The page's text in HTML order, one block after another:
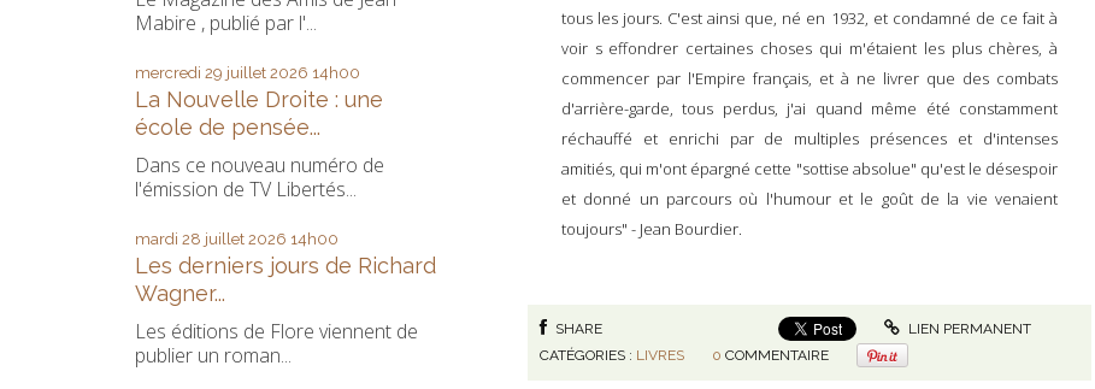
Mabire , publié par l'...
mercredi 29 juillet 2026 14h00
La Nouvelle Droite : une
école de pensée...
Dans ce nouveau numéro de
l'émission de TV Libertés...
mardi 28 juillet 2026 14h00
Les derniers jours de Richard
Wagner...
Les éditions de Flore viennent de
publier un roman...
tous les jours. C'est ainsi que, né en 1932, et condamné de ce fait à
voir s effondrer certaines choses qui m'étaient les plus chères, à
commencer par l'Empire français, et à ne livrer que des combats
d'arrière-garde, tous perdus, j'ai quand même été constamment
réchauffé et enrichi par de multiples présences et d'intenses
amitiés, qui m'ont épargné cette "sottise absolue" qu'est le désespoir
et donné un parcours où l'humour et le goût de la vie venaient
toujours" - Jean Bourdier.
SHARE
LIEN PERMANENT
CATÉGORIES : LIVRES 0 COMMENTAIRE